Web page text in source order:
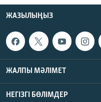
ЖАЗЫЛЫҢЫЗ
ЖАЛПЫ МӘЛІМЕТ
НЕГІЗГІ БӨЛІМДЕР